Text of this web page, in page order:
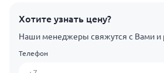
Хотите узнать цену?
Наши менеджеры свяжутся с Вами и
Телефон